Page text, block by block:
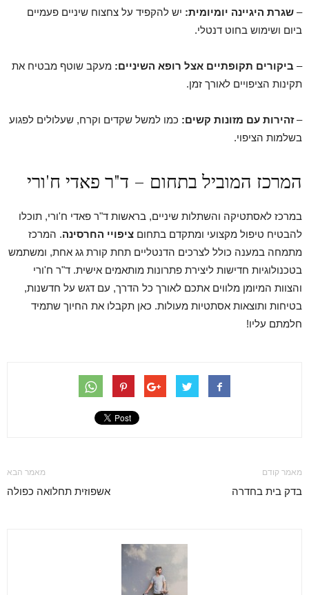
– שגרת היגיינה יומיומית: יש להקפיד על צחצוח שיניים פעמיים
ביום ושימוש בחוט דנטלי.
– ביקורים תקופתיים אצל רופא השיניים: מעקב שוטף מבטיח את
תקינות הציפויים לאורך זמן.
–זהירות עם מזונות קשים: כמו למשל שקדים וקרח, שעלולים לפגוע
בשלמות הציפוי.
המרכז המוביל בתחום – ד"ר פאדי ח'ורי
במרכז לאסתטיקה והשתלות שיניים, בראשות ד"ר פאדי ח'ורי, תוכלו
להבטיח טיפול מקצועי ומתקדם בתחום ציפויי החרסינה. המרכז
מתמחה במענה כולל לצרכים הדנטליים תחת קורת גג אחת, ומשתמש
בטכנולוגיות חדישות ליצירת פתרונות מותאמים אישית. ד"ר ח'ורי
והצוות המיומן מלווים אתכם לאורך כל הדרך, עם דגש על חדשנות,
בטיחות ותוצאות אסתטיות מעולות. כאן תקבלו את החיוך שתמיד
חלמתם עליו!
מאמר קודם
בדק בית בחדרה
מאמר הבא
אשפוזית תחלואה כפולה